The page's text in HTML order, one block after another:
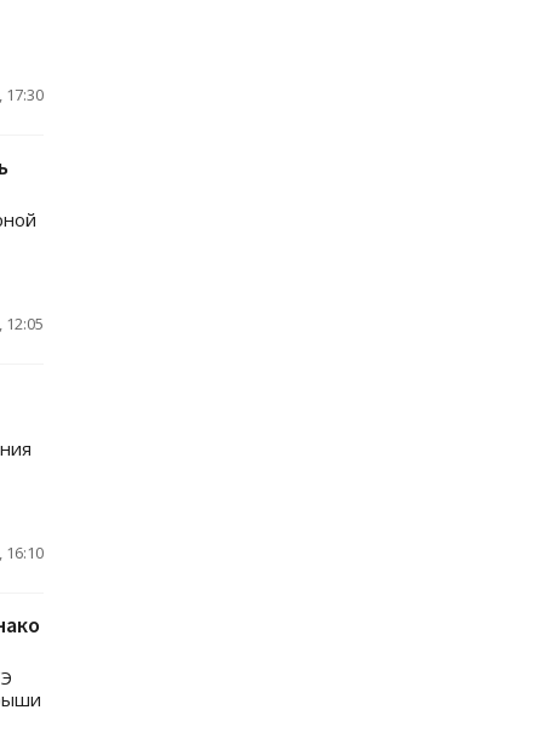
17:30
12:05
16:10